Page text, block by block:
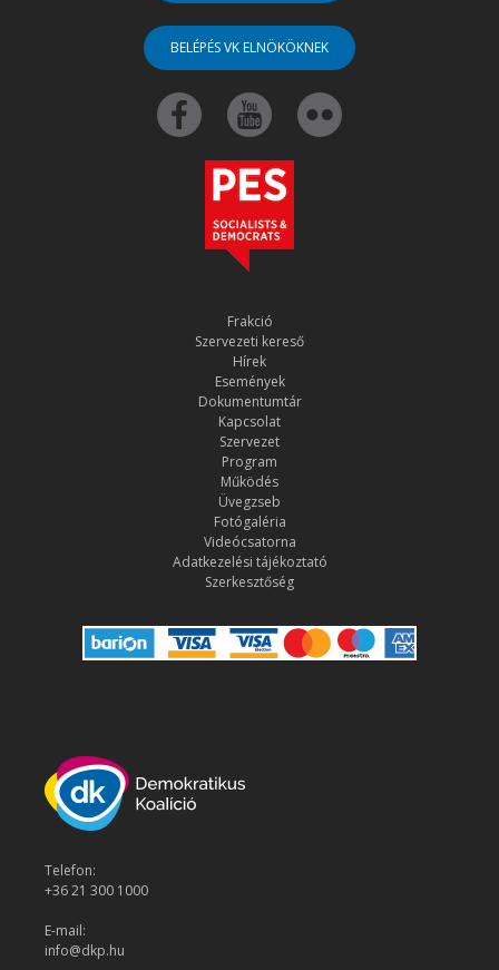
BELÉPÉS VK ELNÖKÖKNEK
Frakció
Szervezeti kereső
Hírek
Események
Dokumentumtár
Kapcsolat
Szervezet
Program
Működés
Üvegzseb
Fotógaléria
Videócsatorna
Adatkezelési tájékoztató
Szerkesztőség
Telefon:
+36 21 300 1000
E-mail:
info@dkp.hu